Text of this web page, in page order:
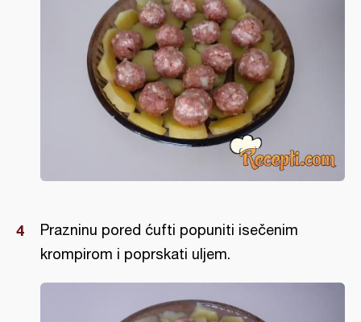
Prazninu pored ćufti popuniti isečenim
krompirom i poprskati uljem.